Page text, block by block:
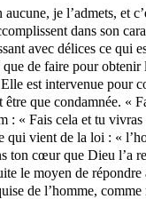
je l’admets, et
dans son
avec délices ce qui
de faire pour
est intervenue pour
que condamnée. «
: « Fais cela et tu
vient de la loi : «
cœur que Dieu l’a
le moyen de
de l’homme,